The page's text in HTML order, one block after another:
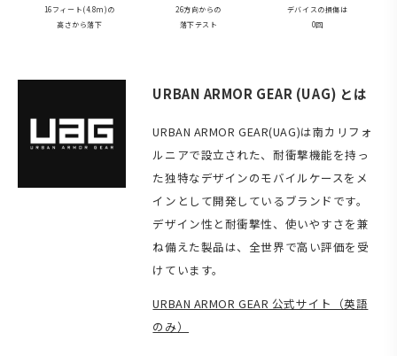
16フィート(4.8m)の
高さから落下
26方向からの
落下テスト
デバイスの損傷は
0回
URBAN ARMOR GEAR (UAG) とは
URBAN ARMOR GEAR(UAG)は南カリフォ
ルニアで設立された、耐衝撃機能を持っ
た独特なデザインのモバイルケースをメ
インとして開発しているブランドです。
デザイン性と耐衝撃性、使いやすさを兼
ね備えた製品は、全世界で高い評価を受
けています。
URBAN ARMOR GEAR 公式サイト（英語
のみ）